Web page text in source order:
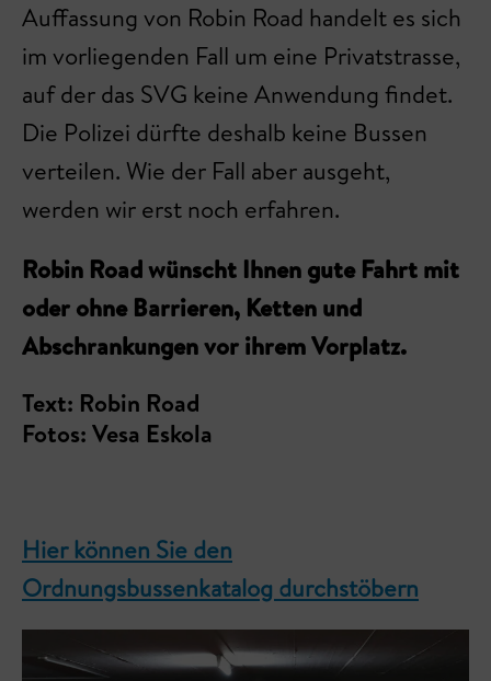
Auffassung von Robin Road handelt es sich
im vorliegenden Fall um eine Privatstrasse,
auf der das SVG keine Anwendung findet.
Die Polizei dürfte deshalb keine Bussen
verteilen. Wie der Fall aber ausgeht,
werden wir erst noch erfahren.
Robin Road wünscht Ihnen gute Fahrt mit
oder ohne Barrieren, Ketten und
Abschrankungen vor ihrem Vorplatz.
Text: Robin Road
Fotos: Vesa Eskola
Hier können Sie den
Ordnungsbussenkatalog durchstöbern